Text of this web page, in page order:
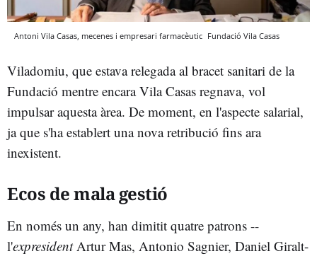
Antoni Vila Casas, mecenes i empresari farmacèutic Fundació Vila Casas
Viladomiu, que estava relegada al bracet sanitari de la
Fundació mentre encara Vila Casas regnava, vol
impulsar aquesta àrea. De moment, en l'aspecte salarial,
ja que s'ha establert una nova retribució fins ara
inexistent.
Ecos de mala gestió
En només un any, han dimitit quatre patrons --
l'expresident Artur Mas, Antonio Sagnier, Daniel Giralt-